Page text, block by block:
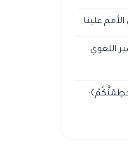
علينا
اللغوي